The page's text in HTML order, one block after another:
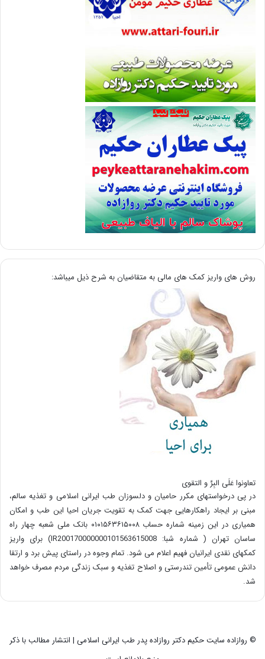
روش های واریز کمک های مالی به متقاضیان به شرح ذیل میباشد:
تعاونوا عَلَی البِرِّ و التقوی
در پی درخواستهای مکرر حامیان و دلسوزان طب ایرانی اسلامی و تغذیه سالم،
مبنی بر ایجاد راهکارهایی جهت کمک به تقویت جریان احیا این طب و امکان
همیاری در این زمینه شماره حساب ۰۱۰۱۵۶۳۶۱۵۰۰۸ بانک ملی شعبه چهار راه
ساسان تهران ( شماره شبا: IR200170000000101563615008) برای واریز
کمکهای نقدی ایرانیان فهیم اعلام می شود. تمام وجوه در راستای پیش برد و ارتقا
دانش عمومی تأمین تندرستی و اصلاح تغذیه و سبک زندگی مردم مصرف خواهد
شد.
© روازاده سایت حکیم دکتر روازاده پدر طب ایرانی اسلامی | انتشار مطالب با ذکر